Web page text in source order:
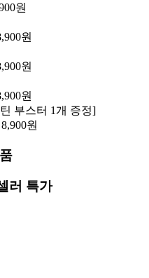
원
원
원
원
부스터 1개 증정]
원
러 특가